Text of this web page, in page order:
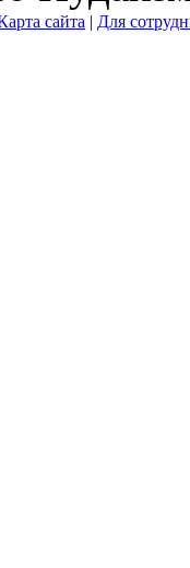
сайта | Для